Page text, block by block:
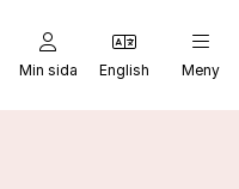
Min sida English Meny